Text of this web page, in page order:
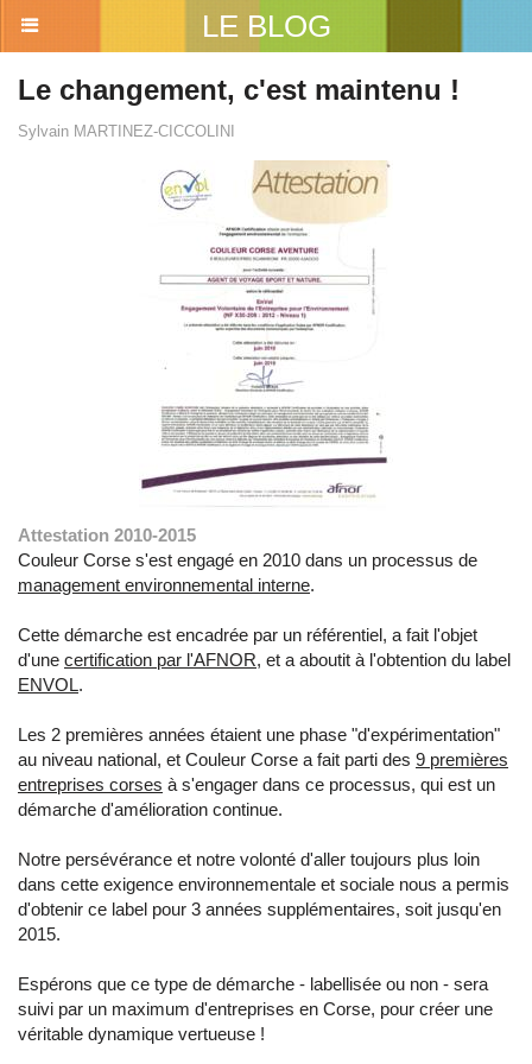
LE BLOG
Le changement, c'est maintenu !
Sylvain MARTINEZ-CICCOLINI
Attestation 2010-2015
Couleur Corse s'est engagé en 2010 dans un processus de
management environnemental interne.
Cette démarche est encadrée par un référentiel, a fait l'objet
d'une certification par l'AFNOR, et a aboutit à l'obtention du label
ENVOL.
Les 2 premières années étaient une phase "d'expérimentation"
au niveau national, et Couleur Corse a fait parti des 9 premières
entreprises corses à s'engager dans ce processus, qui est un
démarche d'amélioration continue.
Notre persévérance et notre volonté d'aller toujours plus loin
dans cette exigence environnementale et sociale nous a permis
d'obtenir ce label pour 3 années supplémentaires, soit jusqu'en
2015.
Espérons que ce type de démarche - labellisée ou non - sera
suivi par un maximum d'entreprises en Corse, pour créer une
véritable dynamique vertueuse !